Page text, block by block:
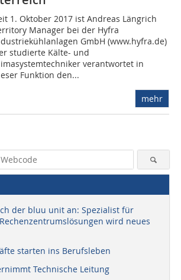
1. Oktober 2017 ist Andreas Längrich
Manager bei der Hyfra
GmbH (www.hyfra.de)
studierte Kälte- und
verantwortet in
Funktion den...
mehr
der bluu unit an: Spezialist für
wird neues
starten ins Berufsleben
Technische Leitung